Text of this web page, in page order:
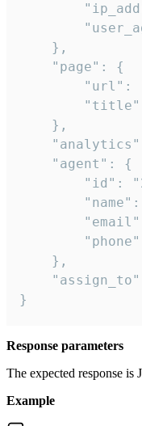
    },
    "page": {
"url":
    },
    "agent": {
"id":
    },
}
Response parameters
The expected response
Example